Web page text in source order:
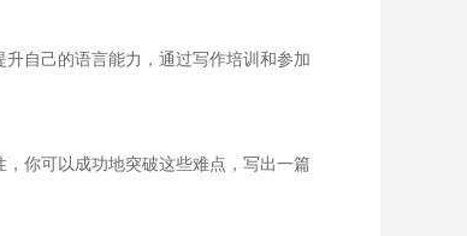
自己的语言能力，通过写作培训和参加
你可以成功地突破这些难点，写出一篇